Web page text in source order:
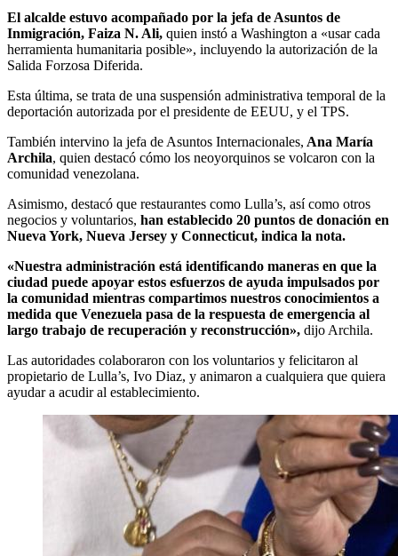
El alcalde estuvo acompañado por la jefa de Asuntos de
Inmigración, Faiza N. Ali, quien instó a Washington a «usar cada
herramienta humanitaria posible», incluyendo la autorización de la
Salida Forzosa Diferida.
Esta última, se trata de una suspensión administrativa temporal de la
deportación autorizada por el presidente de EEUU, y el TPS.
También intervino la jefa de Asuntos Internacionales, Ana María
Archila, quien destacó cómo los neoyorquinos se volcaron con la
comunidad venezolana.
Asimismo, destacó que restaurantes como Lulla’s, así como otros
negocios y voluntarios, han establecido 20 puntos de donación en
Nueva York, Nueva Jersey y Connecticut, indica la nota.
«Nuestra administración está identificando maneras en que la
ciudad puede apoyar estos esfuerzos de ayuda impulsados por
la comunidad mientras compartimos nuestros conocimientos a
medida que Venezuela pasa de la respuesta de emergencia al
largo trabajo de recuperación y reconstrucción», dijo Archila.
Las autoridades colaboraron con los voluntarios y felicitaron al
propietario de Lulla’s, Ivo Diaz, y animaron a cualquiera que quiera
ayudar a acudir al establecimiento.